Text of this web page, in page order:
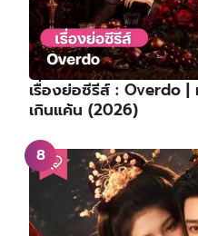
เรื่องย่อซีรีส์ : Overdo |
เกินแค้น (2026)